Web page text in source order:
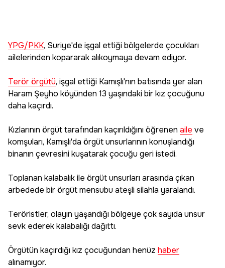
YPG/PKK, Suriye'de işgal ettiği bölgelerde çocukları
ailelerinden kopararak alıkoymaya devam ediyor.
Terör örgütü, işgal ettiği Kamışlı'nın batısında yer alan
Haram Şeyho köyünden 13 yaşındaki bir kız çocuğunu
daha kaçırdı.
Kızlarının örgüt tarafından kaçırıldığını öğrenen aile ve
komşuları, Kamışlı'da örgüt unsurlarının konuşlandığı
binanın çevresini kuşatarak çocuğu geri istedi.
Toplanan kalabalık ile örgüt unsurları arasında çıkan
arbedede bir örgüt mensubu ateşli silahla yaralandı.
Teröristler, olayın yaşandığı bölgeye çok sayıda unsur
sevk ederek kalabalığı dağıttı.
Örgütün kaçırdığı kız çocuğundan henüz haber
alınamıyor.